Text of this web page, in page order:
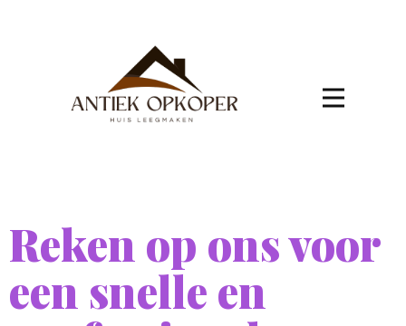
Reken op ons voor
een snelle en